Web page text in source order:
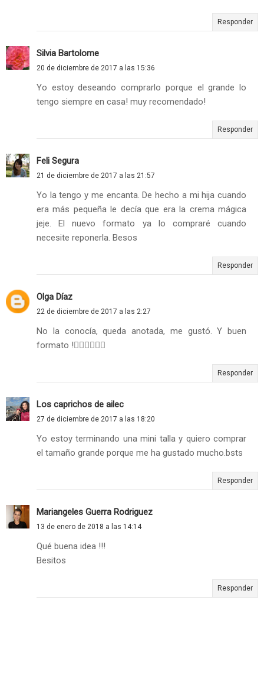
Responder
Silvia Bartolome
20 de diciembre de 2017 a las 15:36
Yo estoy deseando comprarlo porque el grande lo
tengo siempre en casa! muy recomendado!
Responder
Feli Segura
21 de diciembre de 2017 a las 21:57
Yo la tengo y me encanta. De hecho a mi hija cuando
era más pequeña le decía que era la crema mágica
jeje. El nuevo formato ya lo compraré cuando
necesite reponerla. Besos
Responder
Olga Díaz
22 de diciembre de 2017 a las 2:27
No la conocía, queda anotada, me gustó. Y buen
formato !👍🏼👍🏼👍🏼
Responder
Los caprichos de ailec
27 de diciembre de 2017 a las 18:20
Yo estoy terminando una mini talla y quiero comprar
el tamaño grande porque me ha gustado mucho.bsts
Responder
Mariangeles Guerra Rodriguez
13 de enero de 2018 a las 14:14
Qué buena idea !!!
Besitos
Responder